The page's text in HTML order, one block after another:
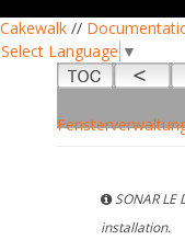
Cakewalk //
Select Language ▼
SONAR
installation.